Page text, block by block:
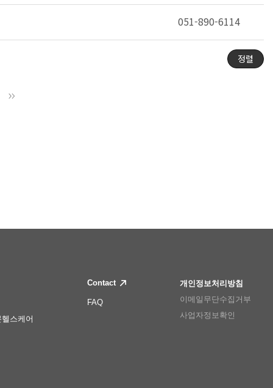
051-890-6114
정렬
스케어
Contact
FAQ
개인정보처리방침
이메일무단수집거부
사업자정보확인